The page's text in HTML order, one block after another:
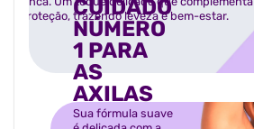
a proteção, trazendo leveza e bem-estar.
CUIDADO
NÚMERO
1 PARA
AS
AXILAS
Sua fórmula suave